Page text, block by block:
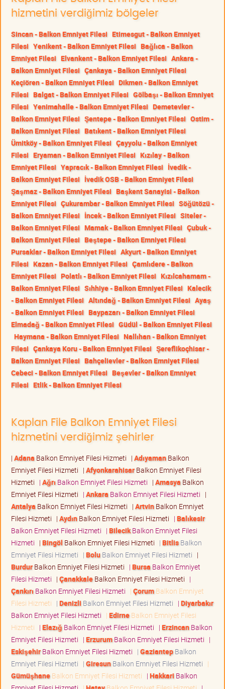
hizmetini verdiğimiz bölgeler
Sincan - Balkon Emniyet Filesi Etimesgut - Balkon Emniyet
Filesi Yenikent - Balkon Emniyet Filesi Bağlıca - Balkon
Emniyet Filesi Elvankent - Balkon Emniyet Filesi Ankara -
Balkon Emniyet Filesi Çankaya - Balkon Emniyet Filesi
Keçiören - Balkon Emniyet Filesi Dikmen - Balkon Emniyet
Filesi Balgat - Balkon Emniyet Filesi Gölbaşı - Balkon Emniyet
Filesi Yenimahalle - Balkon Emniyet Filesi Demetevler -
Balkon Emniyet Filesi Şentepe - Balkon Emniyet Filesi Ostim -
Balkon Emniyet Filesi Batıkent - Balkon Emniyet Filesi
Ümitköy - Balkon Emniyet Filesi Çayyolu - Balkon Emniyet
Filesi Eryaman - Balkon Emniyet Filesi Kızılay - Balkon
Emniyet Filesi Yapracık - Balkon Emniyet Filesi İvedik -
Balkon Emniyet Filesi İvedik OSB - Balkon Emniyet Filesi
Şaşmaz - Balkon Emniyet Filesi Başkent Sanayisi - Balkon
Emniyet Filesi Çukurambar - Balkon Emniyet Filesi Söğütözü -
Balkon Emniyet Filesi İncek - Balkon Emniyet Filesi Siteler -
Balkon Emniyet Filesi Mamak - Balkon Emniyet Filesi Çubuk -
Balkon Emniyet Filesi Beştepe - Balkon Emniyet Filesi
Pursaklar - Balkon Emniyet Filesi Akyurt - Balkon Emniyet
Filesi Kazan - Balkon Emniyet Filesi Çamlıdere - Balkon
Emniyet Filesi Polatlı - Balkon Emniyet Filesi Kızılcahamam -
Balkon Emniyet Filesi Sıhhiye - Balkon Emniyet Filesi Kalecik
- Balkon Emniyet Filesi Altındağ - Balkon Emniyet Filesi Ayaş
- Balkon Emniyet Filesi Baypazarı - Balkon Emniyet Filesi
Elmadağ - Balkon Emniyet Filesi Güdül - Balkon Emniyet Filesi
Haymana - Balkon Emniyet Filesi Nallıhan - Balkon Emniyet
Filesi Çankaya Koru - Balkon Emniyet Filesi Şereflikoçhisar -
Balkon Emniyet Filesi Bahçelievler - Balkon Emniyet Filesi
Cebeci - Balkon Emniyet Filesi Beşevler - Balkon Emniyet
Filesi Etlik - Balkon Emniyet Filesi
Kaplan File Balkon Emniyet Filesi
hizmetini verdiğimiz şehirler
| Adana Balkon Emniyet Filesi Hizmeti | AdıyamanBalkon
Emniyet Filesi Hizmeti | AfyonkarahisarBalkon Emniyet Filesi
Hizmeti | Ağrı Balkon Emniyet Filesi Hizmeti | Amasya Balkon
Emniyet Filesi Hizmeti | Ankara Balkon Emniyet Filesi Hizmeti |
Antalya Balkon Emniyet Filesi Hizmeti | ArtvinBalkon Emniyet
Filesi Hizmeti | AydınBalkon Emniyet Filesi Hizmeti | Balıkesir
Balkon Emniyet Filesi Hizmeti | BilecikBalkon Emniyet Filesi
Hizmeti | Bingöl Balkon Emniyet Filesi Hizmeti | BitlisBalkon
Emniyet Filesi Hizmeti | BoluBalkon Emniyet Filesi Hizmeti |
BurdurBalkon Emniyet Filesi Hizmeti | Bursa Balkon Emniyet
Filesi Hizmeti | ÇanakkaleBalkon Emniyet Filesi Hizmeti |
Çankırı Balkon Emniyet Filesi Hizmeti | ÇorumBalkon Emniyet
Filesi Hizmeti | Denizli Balkon Emniyet Filesi Hizmeti | Diyarbakır
Balkon Emniyet Filesi Hizmeti | EdirneBalkon Emniyet Filesi
Hizmeti | Elazığ Balkon Emniyet Filesi Hizmeti | ErzincanBalkon
Emniyet Filesi Hizmeti | ErzurumBalkon Emniyet Filesi Hizmeti |
EskişehirBalkon Emniyet Filesi Hizmeti | GaziantepBalkon
Emniyet Filesi Hizmeti | GiresunBalkon Emniyet Filesi Hizmeti |
GümüşhaneBalkon Emniyet Filesi Hizmeti | Hakkari Balkon